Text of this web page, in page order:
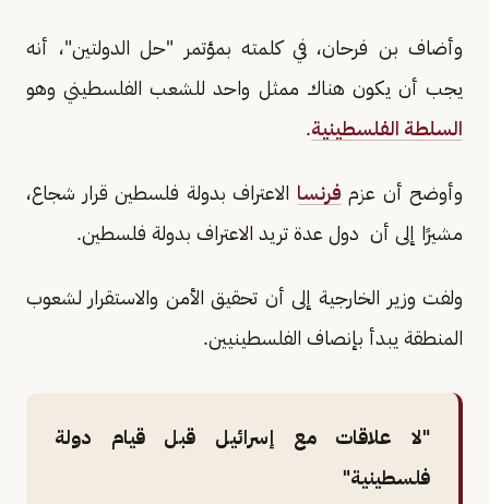
وأضاف بن فرحان، في كلمته بمؤتمر "حل الدولتين"، أنه
يجب أن يكون هناك ممثل واحد للشعب الفلسطيني وهو
السلطة الفلسطينية.
وأوضح أن عزم فرنسا الاعتراف بدولة فلسطين قرار شجاع،
مشيرًا إلى أن دول عدة تريد الاعتراف بدولة فلسطين.
ولفت وزير الخارجية إلى أن تحقيق الأمن والاستقرار لشعوب
المنطقة يبدأ بإنصاف الفلسطينيين.
"لا علاقات مع إسرائيل قبل قيام دولة
فلسطينية"